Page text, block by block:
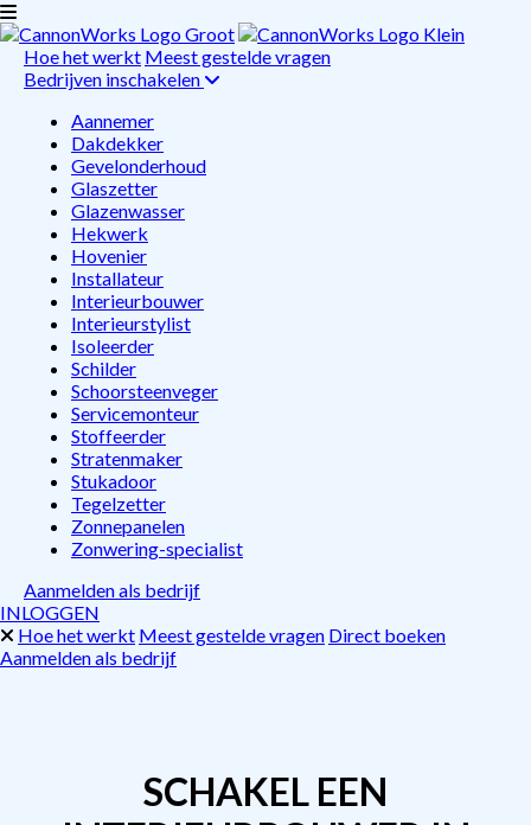
Hoe het werkt Meest gestelde vragen
Bedrijven inschakelen
Aannemer
Dakdekker
Gevelonderhoud
Glaszetter
Glazenwasser
Hekwerk
Hovenier
Installateur
Interieurbouwer
Interieurstylist
Isoleerder
Schilder
Schoorsteenveger
Servicemonteur
Stoffeerder
Stratenmaker
Stukadoor
Tegelzetter
Zonnepanelen
Zonwering-specialist
Aanmelden als bedrijf
INLOGGEN
Hoe het werkt Meest gestelde vragen Direct boeken
Aanmelden als bedrijf
SCHAKEL EEN